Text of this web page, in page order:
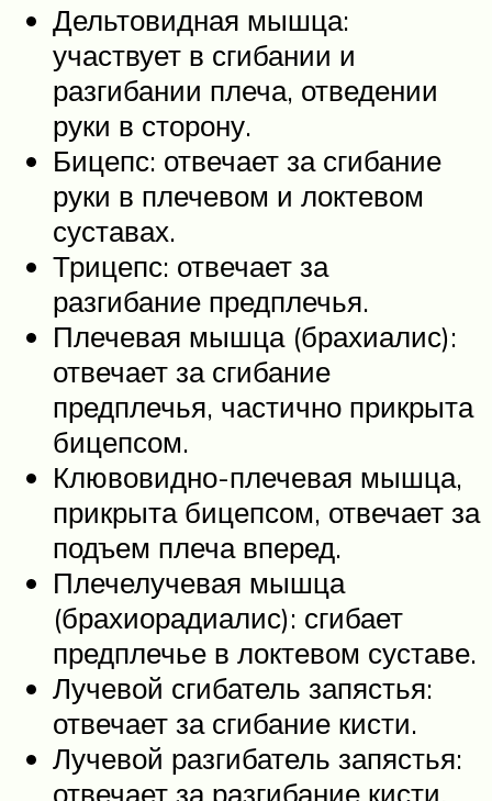
Дельтовидная мышца:
участвует в сгибании и
разгибании плеча, отведении
руки в сторону.
Бицепс: отвечает за сгибание
руки в плечевом и локтевом
суставах.
Трицепс: отвечает за
разгибание предплечья.
Плечевая мышца (брахиалис):
отвечает за сгибание
предплечья, частично прикрыта
бицепсом.
Клювовидно-плечевая мышца,
прикрыта бицепсом, отвечает за
подъем плеча вперед.
Плечелучевая мышца
(брахиорадиалис): сгибает
предплечье в локтевом суставе.
Лучевой сгибатель запястья:
отвечает за сгибание кисти.
Лучевой разгибатель запястья:
отвечает за разгибание кисти.